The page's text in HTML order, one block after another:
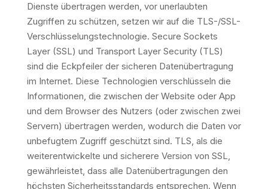
Dienste übertragen werden, vor unerlaubten
Zugriffen zu schützen, setzen wir auf die TLS-/SSL-
Verschlüsselungstechnologie. Secure Sockets
Layer (SSL) und Transport Layer Security (TLS)
sind die Eckpfeiler der sicheren Datenübertragung
im Internet. Diese Technologien verschlüsseln die
Informationen, die zwischen der Website oder App
und dem Browser des Nutzers (oder zwischen zwei
Servern) übertragen werden, wodurch die Daten vor
unbefugtem Zugriff geschützt sind. TLS, als die
weiterentwickelte und sicherere Version von SSL,
gewährleistet, dass alle Datenübertragungen den
höchsten Sicherheitsstandards entsprechen. Wenn